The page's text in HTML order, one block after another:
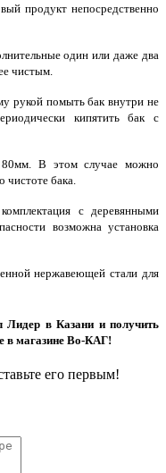
продукт непосредственно
один или даже два
чистым.
рукой помыть бак внутри не
кипятить бак с
80мм. В этом случае можно
чистоте бака.
с деревянными
возможна установка
нержавеющей стали для
Лидер в Казани и получить
в магазине Во-КАГ!
его первым!